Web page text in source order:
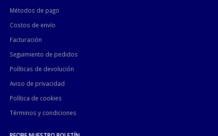
Métodos de pago
Costos de envío
Facturación
Seguimiento de pedidos
Políticas de devolución
Aviso de privacidad
Política de cookies
Términos y condiciones